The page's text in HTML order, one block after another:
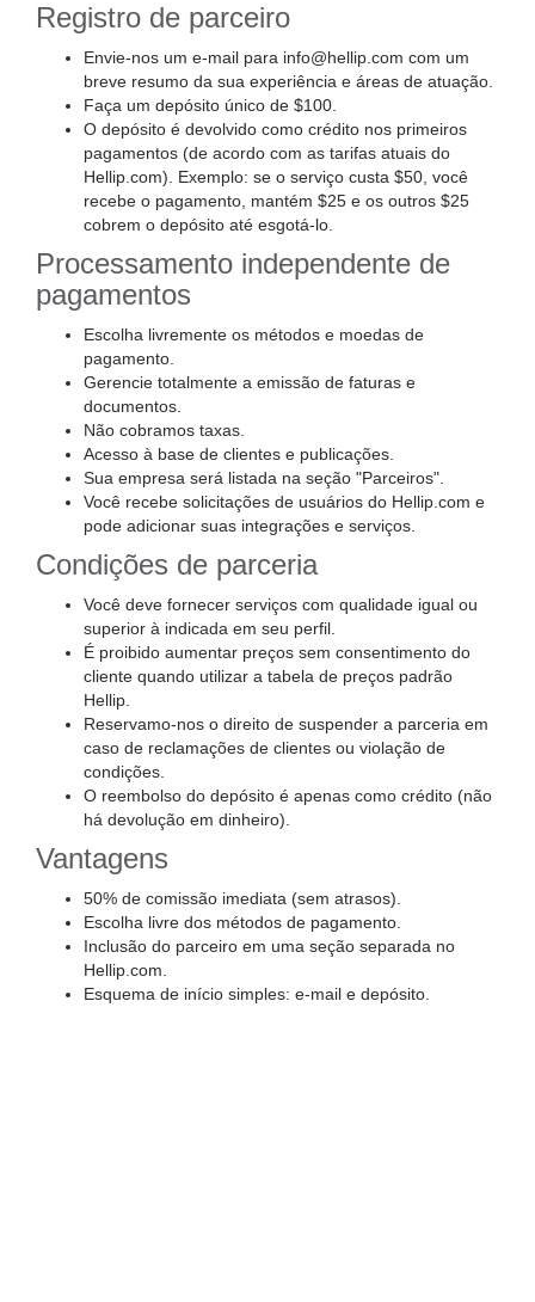
Registro de parceiro
Envie-nos um e-mail para info@hellip.com com um
breve resumo da sua experiência e áreas de atuação.
Faça um depósito único de $100.
O depósito é devolvido como crédito nos primeiros
pagamentos (de acordo com as tarifas atuais do
Hellip.com). Exemplo: se o serviço custa $50, você
recebe o pagamento, mantém $25 e os outros $25
cobrem o depósito até esgotá-lo.
Processamento independente de
pagamentos
Escolha livremente os métodos e moedas de
pagamento.
Gerencie totalmente a emissão de faturas e
documentos.
Não cobramos taxas.
Acesso à base de clientes e publicações.
Sua empresa será listada na seção "Parceiros".
Você recebe solicitações de usuários do Hellip.com e
pode adicionar suas integrações e serviços.
Condições de parceria
Você deve fornecer serviços com qualidade igual ou
superior à indicada em seu perfil.
É proibido aumentar preços sem consentimento do
cliente quando utilizar a tabela de preços padrão
Hellip.
Reservamo-nos o direito de suspender a parceria em
caso de reclamações de clientes ou violação de
condições.
O reembolso do depósito é apenas como crédito (não
há devolução em dinheiro).
Vantagens
50% de comissão imediata (sem atrasos).
Escolha livre dos métodos de pagamento.
Inclusão do parceiro em uma seção separada no
Hellip.com.
Esquema de início simples: e-mail e depósito.